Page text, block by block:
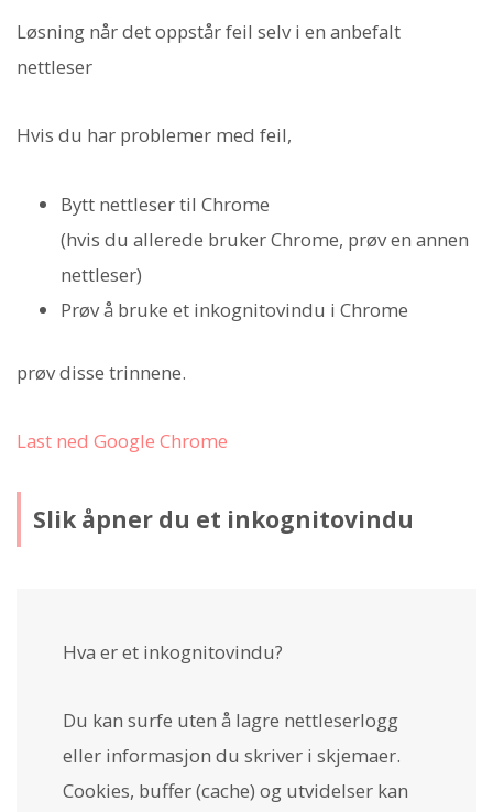
Løsning når det oppstår feil selv i en anbefalt
nettleser
Hvis du har problemer med feil,
Bytt nettleser til Chrome
(hvis du allerede bruker Chrome, prøv en annen
nettleser)
Prøv å bruke et inkognitovindu i Chrome
prøv disse trinnene.
Last ned Google Chrome
Slik åpner du et inkognitovindu
Hva er et inkognitovindu?
Du kan surfe uten å lagre nettleserlogg
eller informasjon du skriver i skjemaer.
Cookies, buffer (cache) og utvidelser kan